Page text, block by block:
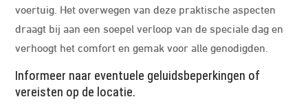
voertuig. Het overwegen van deze praktische aspecten
draagt bij aan een soepel verloop van de speciale dag en
verhoogt het comfort en gemak voor alle genodigden.
Informeer naar eventuele geluidsbeperkingen of
vereisten op de locatie.